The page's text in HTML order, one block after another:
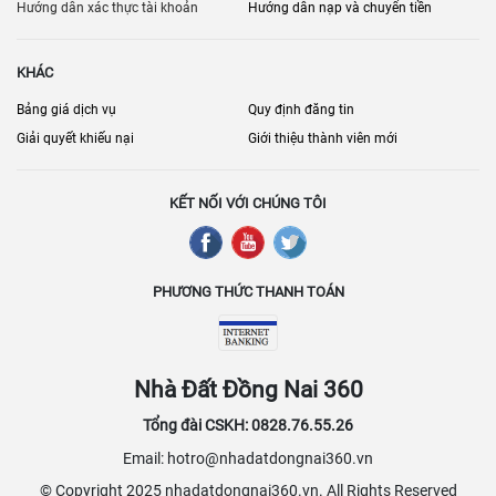
phát triển mạnh mẽ với sự xuất hiện của nhiều dự án mới, mang lại
cao chất lượng và cập nhật các tiện ích mới để đáp ứng tốt hơn các
được xem là điểm đến hấp dẫn cho các hoạt động sản xuất và kinh
doanh trong khu vực phía Nam.
Hướng dẫn xác thực tài khoản
Hướng dẫn nạp và chuyển tiền
KHÁC
Bảng giá dịch vụ
Quy định đăng tin
Giải quyết khiếu nại
Giới thiệu thành viên mới
KẾT NỐI VỚI CHÚNG TÔI
PHƯƠNG THỨC THANH TOÁN
Nhà Đất Đồng Nai 360
Tổng đài CSKH: 0828.76.55.26
Email: hotro@nhadatdongnai360.vn
© Copyright 2025 nhadatdongnai360.vn. All Rights Reserved